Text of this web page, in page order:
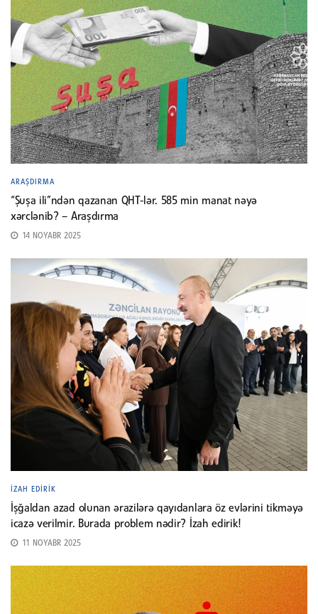
ARAŞDIRMA
“Şuşa ili”ndən qazanan QHT-lər. 585 min manat nəyə
xərclənib? – Araşdırma
14 NOYABR 2025
İZAH EDIRIK
İşğaldan azad olunan ərazilərə qayıdanlara öz evlərini tikməyə
icazə verilmir. Burada problem nədir? İzah edirik!
11 NOYABR 2025